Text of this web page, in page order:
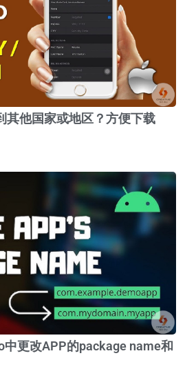
其他国家或地区？方便下载
更改APP的package name和